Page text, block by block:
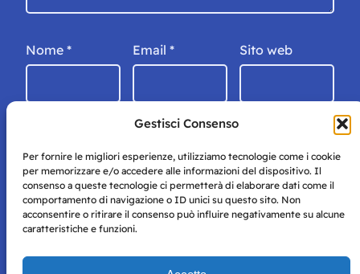
Gestisci Consenso
Per fornire le migliori esperienze, utilizziamo tecnologie come i cookie
per memorizzare e/o accedere alle informazioni del dispositivo. Il
consenso a queste tecnologie ci permetterà di elaborare dati come il
comportamento di navigazione o ID unici su questo sito. Non
acconsentire o ritirare il consenso può influire negativamente su alcune
caratteristiche e funzioni.
Nome * Email * Sito web
Storie di Napoli è una testata registrata presso il tribunale di